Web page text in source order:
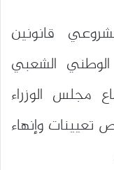
قانونين
الشعبي
مجلس الوزراء
تعيينات وإنهاء